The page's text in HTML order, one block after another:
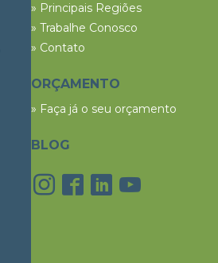
» Principais Regiões
» Trabalhe Conosco
» Contato
ORÇAMENTO
» Faça já o seu orçamento
BLOG